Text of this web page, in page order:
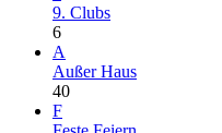
9. Clubs
6
A
Außer Haus
40
F